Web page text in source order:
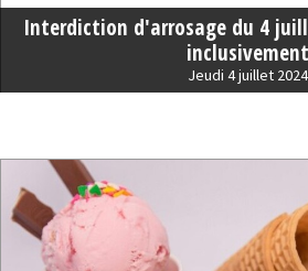
Interdiction d'arrosage du 4
inclusivement
Jeudi 4 juillet 2024